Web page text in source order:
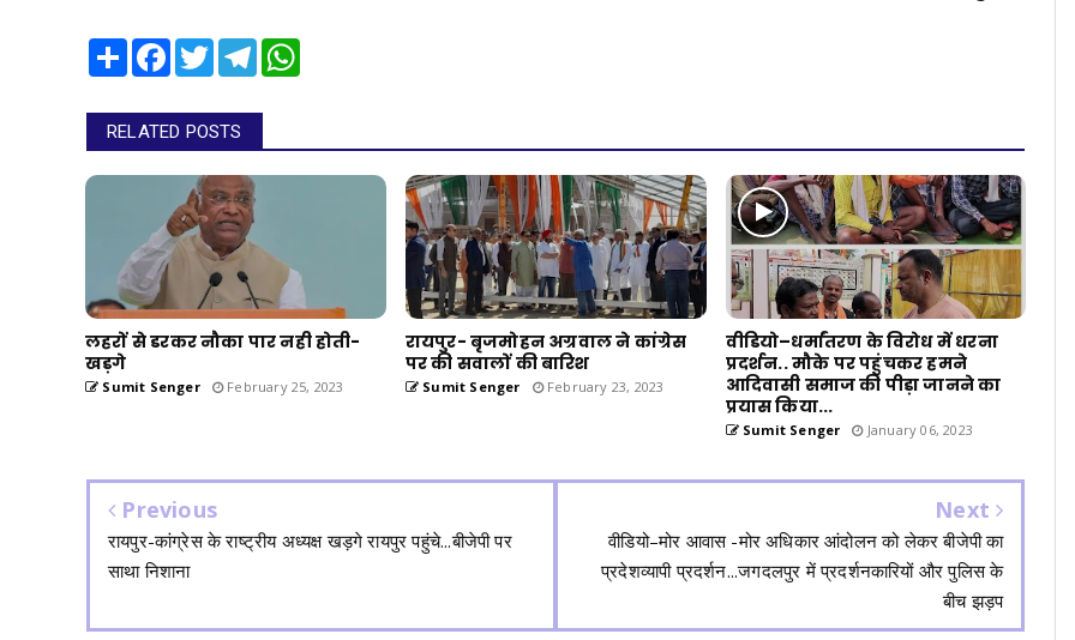
Share Facebook
TwitterTelegram
RELATED POSTS
लहरों से डरकर नौका पार नही होती-
खड़गे
Sumit Senger February 25, 2023
रायपुर- बृजमोहन अग्रवाल ने कांग्रेस
पर की सवालों की बारिश
Sumit Senger February 23, 2023
वीडियो–धर्मांतरण के विरोध में धरना
प्रदर्शन.. मौके पर पहुंचकर हमने
आदिवासी समाज की पीड़ा जानने का
प्रयास किया...
Sumit Senger January 06, 2023
Previous
रायपुर-कांग्रेस के राष्ट्रीय अध्यक्ष खड़गे रायपुर पहुंचे...बीजेपी पर
साथा निशाना
Next
वीडियो–मोर आवास -मोर अधिकार आंदोलन को लेकर बीजेपी का
प्रदेशव्यापी प्रदर्शन...जगदलपुर में प्रदर्शनकारियों और पुलिस के
बीच झड़प